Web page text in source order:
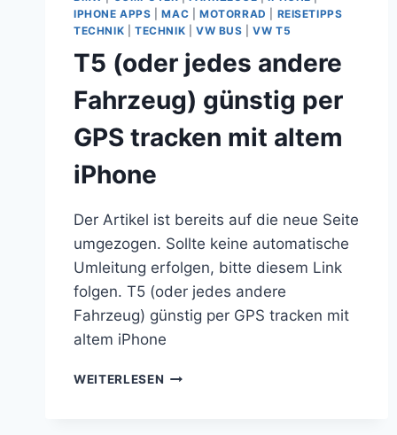
IPHONE APPS |MAC MOTORRAD
REISETIPPS
TECHNIK
TECHNIK VW BUS |VW T5
T5 (oder jedes andere
Fahrzeug) günstig per
GPS tracken mit altem
iPhone
Der Artikel ist bereits auf die neue Seite
umgezogen. Sollte keine automatische
Umleitung erfolgen, bitte diesem Link
folgen. T5 (oder jedes andere
Fahrzeug) günstig per GPS tracken mit
altem iPhone
WEITERLESEN T5